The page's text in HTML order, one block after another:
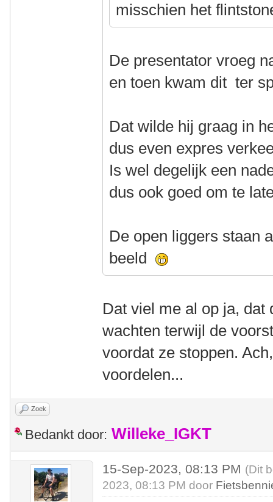
misschien het
De presentator vroeg
en toen kwam dit ter
Dat wilde hij graag in
dus even expres
Is wel degelijk een
dus ook goed om te
De open liggers staan
beeld
Dat viel me al op ja, dat
wachten terwijl de
voordat ze stoppen.
voordelen...
Zoek
Bedankt door: Willeke_IGKT
15-Sep-2023, 08:13 PM (Dit
2023, 08:13 PM door